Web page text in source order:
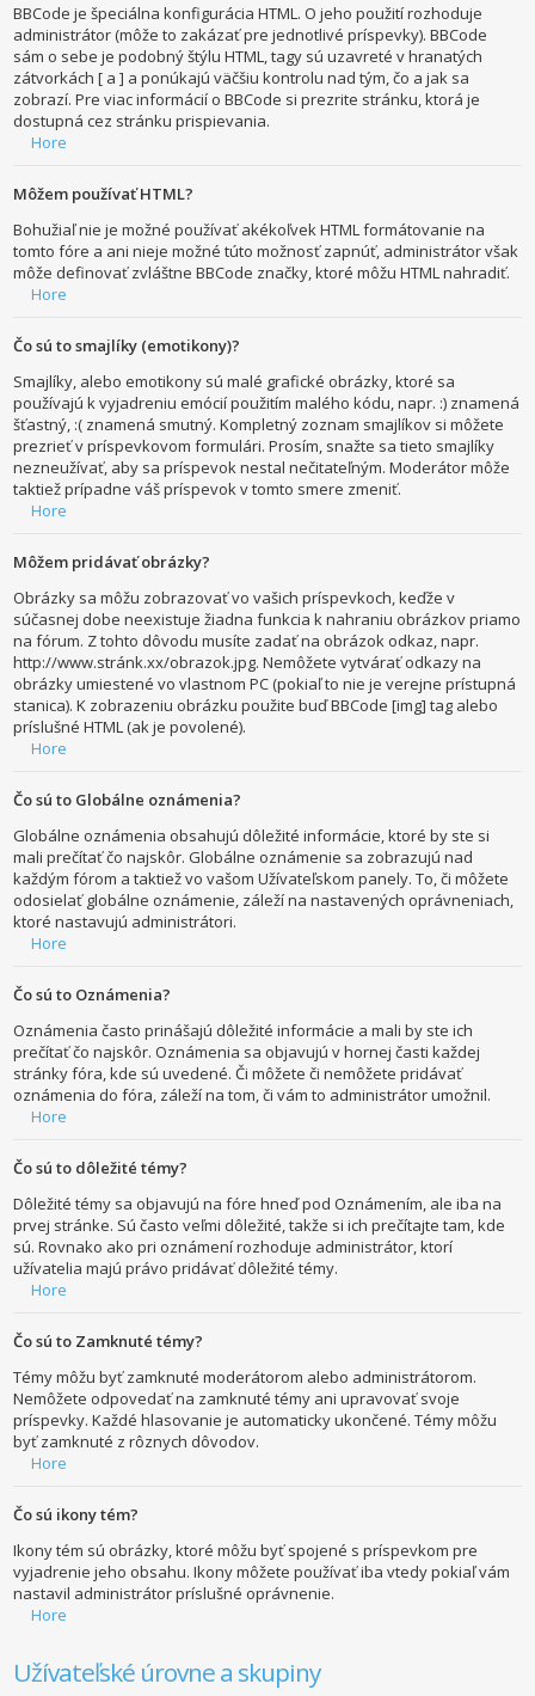
BBCode je špeciálna konfigurácia HTML. O jeho použití rozhoduje
administrátor (môže to zakázať pre jednotlivé príspevky). BBCode
sám o sebe je podobný štýlu HTML, tagy sú uzavreté v hranatých
zátvorkách [ a ] a ponúkajú väčšiu kontrolu nad tým, čo a jak sa
zobrazí. Pre viac informácií o BBCode si prezrite stránku, ktorá je
dostupná cez stránku prispievania.
Hore
Môžem používať HTML?
Bohužiaľ nie je možné používať akékoľvek HTML formátovanie na
tomto fóre a ani nieje možné túto možnosť zapnúť, administrátor však
môže definovať zvláštne BBCode značky, ktoré môžu HTML nahradiť.
Hore
Čo sú to smajlíky (emotikony)?
Smajlíky, alebo emotikony sú malé grafické obrázky, ktoré sa
používajú k vyjadreniu emócií použitím malého kódu, napr. :) znamená
šťastný, :( znamená smutný. Kompletný zoznam smajlíkov si môžete
prezrieť v príspevkovom formulári. Prosím, snažte sa tieto smajlíky
nezneužívať, aby sa príspevok nestal nečitateľným. Moderátor môže
taktiež prípadne váš príspevok v tomto smere zmeniť.
Hore
Môžem pridávať obrázky?
Obrázky sa môžu zobrazovať vo vašich príspevkoch, keďže v
súčasnej dobe neexistuje žiadna funkcia k nahraniu obrázkov priamo
na fórum. Z tohto dôvodu musíte zadať na obrázok odkaz, napr.
http://www.stránk.xx/obrazok.jpg. Nemôžete vytvárať odkazy na
obrázky umiestené vo vlastnom PC (pokiaľ to nie je verejne prístupná
stanica). K zobrazeniu obrázku použite buď BBCode [img] tag alebo
príslušné HTML (ak je povolené).
Hore
Čo sú to Globálne oznámenia?
Globálne oznámenia obsahujú dôležité informácie, ktoré by ste si
mali prečítať čo najskôr. Globálne oznámenie sa zobrazujú nad
každým fórom a taktiež vo vašom Užívateľskom panely. To, či môžete
odosielať globálne oznámenie, záleží na nastavených oprávneniach,
ktoré nastavujú administrátori.
Hore
Čo sú to Oznámenia?
Oznámenia často prinášajú dôležité informácie a mali by ste ich
prečítať čo najskôr. Oznámenia sa objavujú v hornej časti každej
stránky fóra, kde sú uvedené. Či môžete či nemôžete pridávať
oznámenia do fóra, záleží na tom, či vám to administrátor umožnil.
Hore
Čo sú to dôležité témy?
Dôležité témy sa objavujú na fóre hneď pod Oznámením, ale iba na
prvej stránke. Sú často veľmi dôležité, takže si ich prečítajte tam, kde
sú. Rovnako ako pri oznámení rozhoduje administrátor, ktorí
užívatelia majú právo pridávať dôležité témy.
Hore
Čo sú to Zamknuté témy?
Témy môžu byť zamknuté moderátorom alebo administrátorom.
Nemôžete odpovedať na zamknuté témy ani upravovať svoje
príspevky. Každé hlasovanie je automaticky ukončené. Témy môžu
byť zamknuté z rôznych dôvodov.
Hore
Čo sú ikony tém?
Ikony tém sú obrázky, ktoré môžu byť spojené s príspevkom pre
vyjadrenie jeho obsahu. Ikony môžete používať iba vtedy pokiaľ vám
nastavil administrátor príslušné oprávnenie.
Hore
Užívateľské úrovne a skupiny